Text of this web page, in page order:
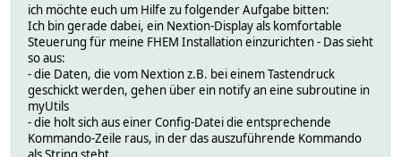
ich möchte euch um Hilfe zu folgender Aufgabe bitten:
Ich bin gerade dabei, ein Nextion-Display als komfortable
Steuerung für meine FHEM Installation einzurichten - Das sieht
so aus:
- die Daten, die vom Nextion z.B. bei einem Tastendruck
geschickt werden, gehen über ein notify an eine subroutine in
myUtils
- die holt sich aus einer Config-Datei die entsprechende
Kommando-Zeile raus, in der das auszuführende Kommando